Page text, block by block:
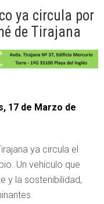
ya circula por
de Tirajana
17 de Marzo de
ya circula el
Un vehículo que
y la sostenibilidad,